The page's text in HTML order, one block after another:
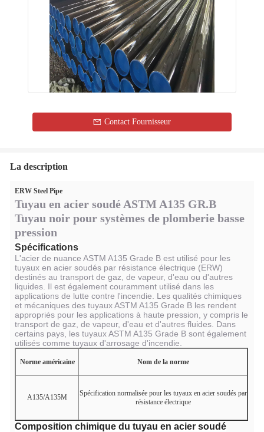
Contact Fournisseur
La description
ERW Steel Pipe
Tuyau en acier soudé ASTM A135 GR.B
Tuyau noir pour systèmes de plomberie basse
pression
Spécifications
L'acier de nuance ASTM A135 Grade B est utilisé pour les
tuyaux en acier soudés par résistance électrique (ERW)
destinés au transport de gaz, de vapeur, d'eau ou d'autres
liquides. Il est également couramment utilisé dans les
applications de lutte contre l'incendie. Les qualités chimiques
et mécaniques des tuyaux ASTM A135 Grade B les rendent
appropriés pour les applications à haute pression, y compris le
transport de gaz, de vapeur, d'eau et d'autres fluides. Dans
certains pays, les tuyaux ASTM A135 Grade B sont également
utilisés comme tuyaux d'arrosage d'incendie.
Norme américaine Nom de la norme
A135/A135M
Spécification normalisée pour les tuyaux en acier soudés par
résistance électrique
Composition chimique du tuyau en acier soudé